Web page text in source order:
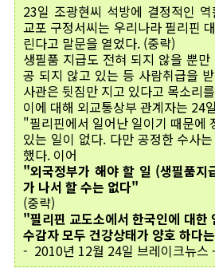
23일 조광현씨 석방에 결정적인
교포 구정서씨는 우리나라 필리핀
린다고 말문을 열었다. (중략)
생필품 지급도 전혀 되지 않을 뿐
공 되지 않고 있는 등 사람취급을
사관은 뒷짐만 지고 있다고 목소리
이에 대해 외교통상부 관계자는 24
"필리핀에서 일어난 일이기 때문에
있는 일이 없다. 다만 공정한 수사
했다. 이어
"외국정부가 해야 할 일 (생필품지
가 나서 할 수는 없다"
(중략)
"필리핀 교도소에서 한국인에 대한
수감자 모두 건강상태가 양호 하다
- 2010년 12월 24일 브레이크뉴스